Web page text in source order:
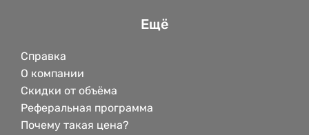
Ещё
Справка
О компании
Скидки от объёма
Реферальная программа
Почему такая цена?